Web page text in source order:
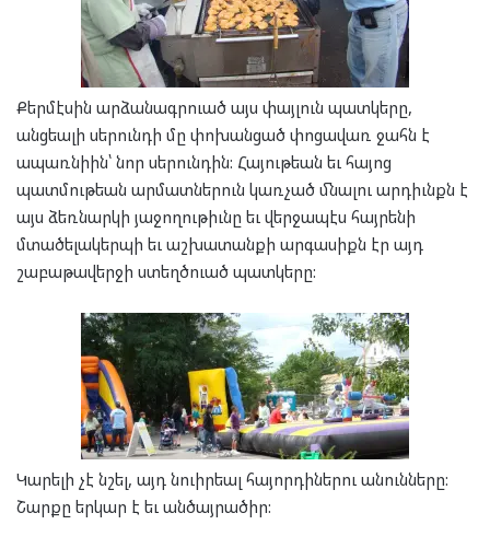
Քերմէսին արձանագրուած այս փայլուն պատկերը,
անցեալի սերունդի մը փոխանցած փոցավառ ջահն է
ապառնիին՝ նոր սերունդին: Հայութեան եւ հայոց
պատմութեան արմատներուն կառչած մնալու արդիւնքն է
այս ձեռնարկի յաջողութիւնը եւ վերջապէս հայրենի
մտածելակերպի եւ աշխատանքի արգասիքն էր այդ
շաբաթավերջի ստեղծուած պատկերը:
Կարելի չէ նշել, այդ նուիրեալ հայորդիներու անունները:
Շարքը երկար է եւ անծայրածիր: